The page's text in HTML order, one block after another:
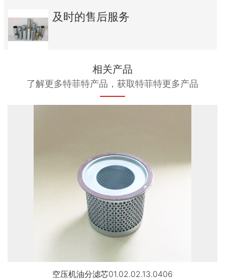
及时的售后服务
相关产品
了解更多特菲特产品，获取特菲特更多产品
空压机油分滤芯01.02.02.13.0406